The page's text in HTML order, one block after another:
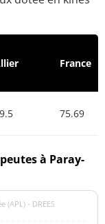
France
75.69
à Paray-
- DREES